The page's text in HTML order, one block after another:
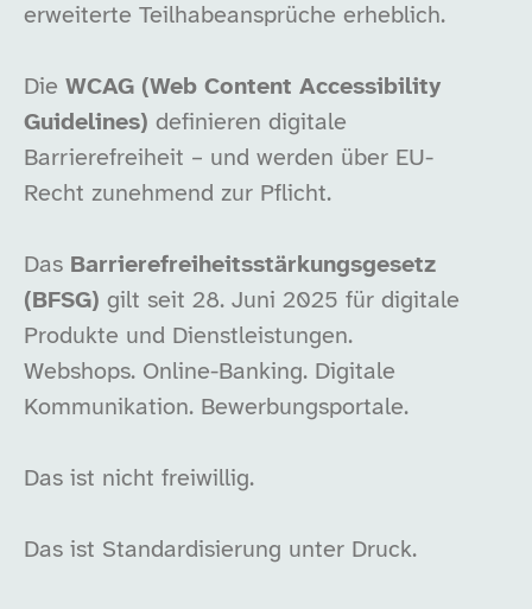
erweiterte Teilhabeansprüche erheblich.
Die WCAG (Web Content Accessibility
Guidelines) definieren digitale
Barrierefreiheit – und werden über EU-
Recht zunehmend zur Pflicht.
Das Barrierefreiheitsstärkungsgesetz
(BFSG) gilt seit 28. Juni 2025 für digitale
Produkte und Dienstleistungen.
Webshops. Online-Banking. Digitale
Kommunikation. Bewerbungsportale.
Das ist nicht freiwillig.
Das ist Standardisierung unter Druck.